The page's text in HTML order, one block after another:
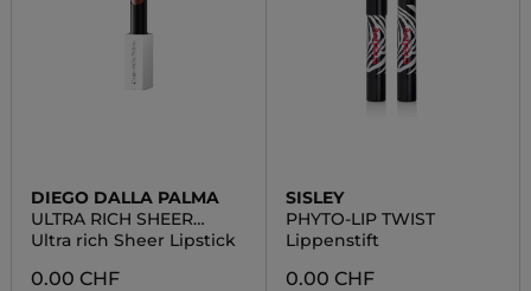
DIEGO DALLA PALMA
ULTRA RICH SHEER
LIPSTICK
Ultra rich Sheer Lipstick
0.00 CHF
SISLEY
PHYTO-LIP TWIST
Lippenstift
0.00 CHF